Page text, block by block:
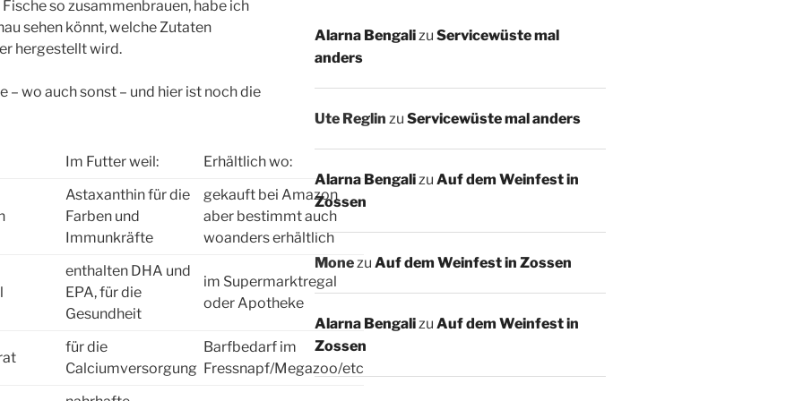
so zusammenbrauen, habe ich
sehen könnt, welche Zutaten
hergestellt wird.
– wo auch sonst – und hier ist noch die
Im Futter weil: Erhältlich wo:
Astaxanthin für die
Farben und
Immunkräfte
gekauft bei Amazon
aber bestimmt auch
woanders erhältlich
enthalten DHA und
EPA, für die
Gesundheit
im Supermarktregal
oder Apotheke
für die
Calciumversorgung
Barfbedarf im
Fressnapf/Megazoo/etc
Alarna Bengalizu Servicewüste mal
anders
Ute Reglin zu Servicewüste mal anders
Alarna Bengalizu Auf dem Weinfest in
Zossen
Monezu Auf dem Weinfest in Zossen
Alarna Bengalizu Auf dem Weinfest in
Zossen